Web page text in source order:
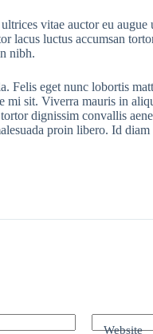
vitae auctor eu
lacus luctus accumsan
nibh.
eget nunc lobortis
mi sit. Viverra mauris in
dignissim convallis
proin libero. Id
Website